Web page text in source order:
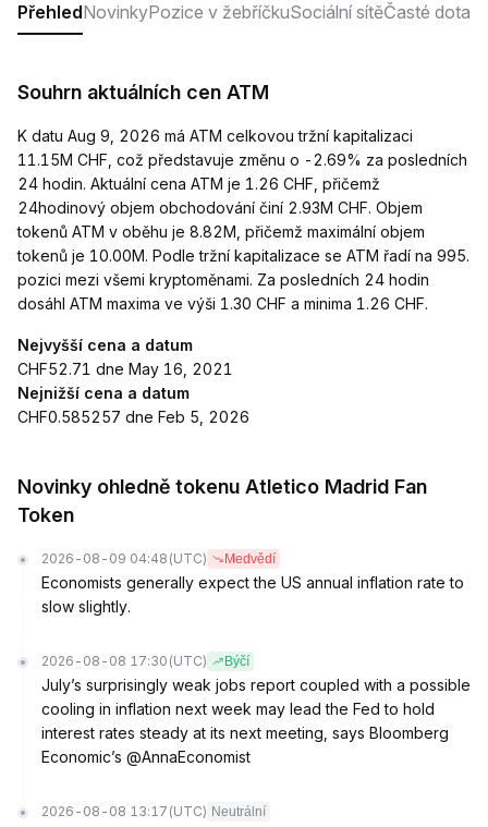
PřehledNovinkyPozice v žebříčkuSociální sítěČasté
Souhrn aktuálních cen ATM
K datu Aug 9, 2026 má ATM celkovou tržní kapitalizaci
11.15M CHF, což představuje změnu o -2.69% za posledních
24 hodin. Aktuální cena ATM je 1.26 CHF, přičemž
24hodinový objem obchodování činí 2.93M CHF. Objem
tokenů ATM v oběhu je 8.82M, přičemž maximální objem
tokenů je 10.00M. Podle tržní kapitalizace se ATM řadí na 995.
pozici mezi všemi kryptoměnami. Za posledních 24 hodin
dosáhl ATM maxima ve výši 1.30 CHF a minima 1.26 CHF.
Nejvyšší cena a datum
CHF52.71 dne May 16, 2021
Nejnižší cena a datum
CHF0.585257 dne Feb 5, 2026
Novinky ohledně tokenu Atletico Madrid Fan
Token
2026-08-09 04:48 (UTC) Medvědí
Economists generally expect the US annual inflation rate to
slow slightly.
2026-08-08 17:30 (UTC) Býčí
July’s surprisingly weak jobs report coupled with a possible
cooling in inflation next week may lead the Fed to hold
interest rates steady at its next meeting, says Bloomberg
Economic’s @AnnaEconomist
2026-08-08 13:17 (UTC) Neutrální